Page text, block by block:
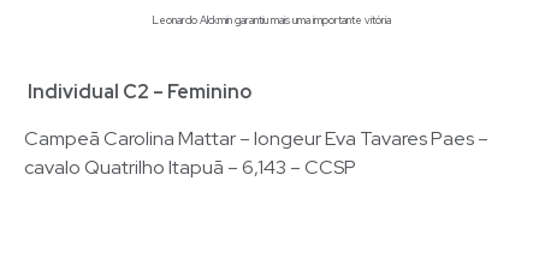
Leonardo Alckmin garantiu mais uma importante vitória
Individual C2 – Feminino
Campeã Carolina Mattar – longeur Eva Tavares Paes –
cavalo Quatrilho Itapuã – 6,143 – CCSP